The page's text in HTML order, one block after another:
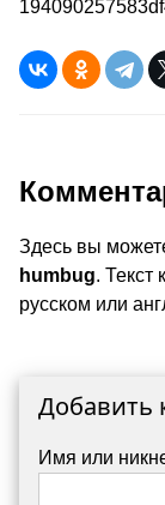
Здесь вы
humbug. Текст
русском или
Добавить
Имя или